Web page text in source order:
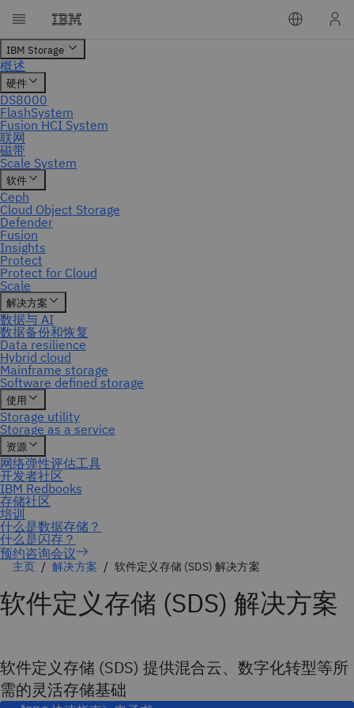
预约咨询会议
主页 解决方案 软件定义存储 (SDS) 解决方案
软件定义存储 (SDS) 解决方案
软件定义存储 (SDS) 提供混合云、数字化转型等所
需的灵活存储基础